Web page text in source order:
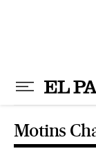
Motins